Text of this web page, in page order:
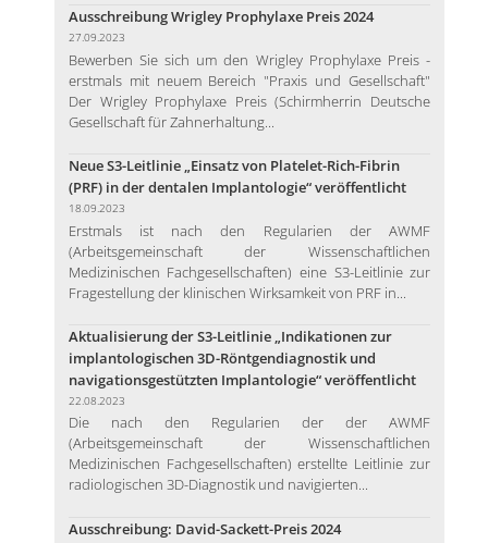
Ausschreibung Wrigley Prophylaxe Preis 2024
27.09.2023
Bewerben Sie sich um den Wrigley Prophylaxe Preis -
erstmals mit neuem Bereich "Praxis und Gesellschaft"
Der Wrigley Prophylaxe Preis (Schirmherrin Deutsche
Gesellschaft für Zahnerhaltung...
Neue S3-Leitlinie „Einsatz von Platelet-Rich-Fibrin
(PRF) in der dentalen Implantologie“ veröffentlicht
18.09.2023
Erstmals ist nach den Regularien der AWMF
(Arbeitsgemeinschaft der Wissenschaftlichen
Medizinischen Fachgesellschaften) eine S3-Leitlinie zur
Fragestellung der klinischen Wirksamkeit von PRF in...
Aktualisierung der S3-Leitlinie „Indikationen zur
implantologischen 3D-Röntgendiagnostik und
navigationsgestützten Implantologie“ veröffentlicht
22.08.2023
Die nach den Regularien der der AWMF
(Arbeitsgemeinschaft der Wissenschaftlichen
Medizinischen Fachgesellschaften) erstellte Leitlinie zur
radiologischen 3D-Diagnostik und navigierten...
Ausschreibung: David-Sackett-Preis 2024